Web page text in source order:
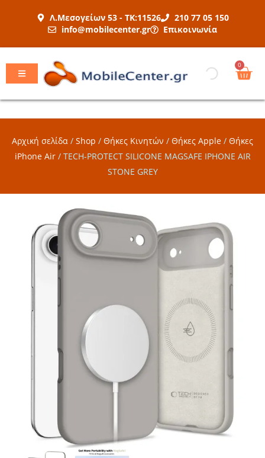
Λ.Μεσογείων 53 - ΤΚ:11526
210 77 05 150
info@mobilecenter.gr
Επικοινωνία
0
Αρχική σελίδα / Shop / Θήκες Κινητών / Θήκες Apple / Θήκες
iPhone Air/ TECH-PROTECT SILICONE MAGSAFE IPHONE AIR
STONE GREY